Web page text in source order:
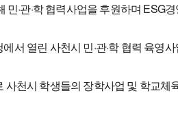
·관·학 협력사업을 후원하며 ESG
서 열린 사천시 민·관·학 협력 육
사천시 학생들의 장학사업 및 학교